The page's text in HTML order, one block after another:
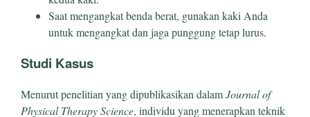
Saat mengangkat benda berat, gunakan kaki Anda
untuk mengangkat dan jaga punggung tetap lurus.
Studi Kasus
Menurut penelitian yang dipublikasikan dalamJournal of
Physical Therapy Science, individu yang menerapkan teknik